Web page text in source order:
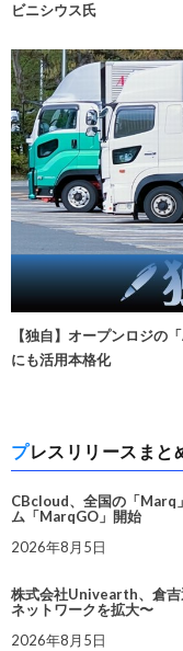
ビニシウス氏
【独自】オープンロジの
にも活用本格化
プレスリリースま
CBcloud、全国の「Marq
ム「MarqGO」開始
2026年8月5日
株式会社Univearth、倉吉
ネットワークを拡大〜
2026年8月5日